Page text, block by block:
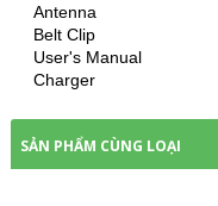
Antenna
Belt Clip
User's Manual
Charger
SẢN PHẨM CÙNG LOẠI